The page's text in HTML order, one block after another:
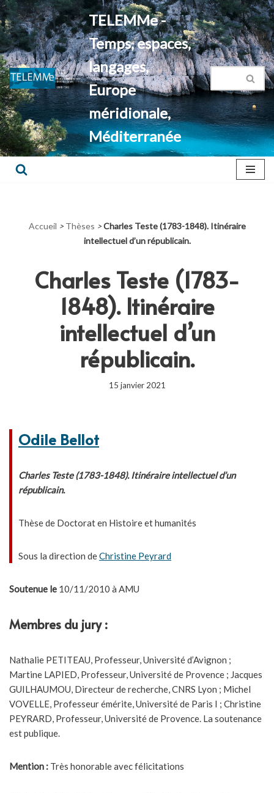
Aller
au
contenu
TELEMMe -
Temps, espaces,
langages,
Europe
méridionale,
Méditerranée
Accueil > Thèses > Charles Teste (1783-1848). Itinéraire
intellectuel d’un républicain.
Charles Teste (1783-
1848). Itinéraire
intellectuel d’un
républicain.
15 janvier 2021
Odile Bellot
Charles Teste (1783-1848). Itinéraire intellectuel d’un
républicain.
Thèse de Doctorat en Histoire et humanités
Sous la direction deChristine Peyrard
Soutenue le 10/11/2010 à AMU
Membres du jury :
Nathalie PETITEAU, Professeur, Université d’Avignon ;
Martine LAPIED, Professeur, Université de Provence ; Jacques
GUILHAUMOU, Directeur de recherche, CNRS Lyon ; Michel
VOVELLE, Professeur émérite, Université de Paris I ; Christine
PEYRARD, Professeur, Université de Provence. La soutenance
est publique.
Mention : Très honorable avec félicitations